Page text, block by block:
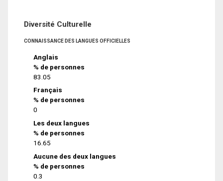
Diversité Culturelle
CONNAISSANCE DES LANGUES OFFICIELLES
Anglais
% de personnes
83.05
Français
% de personnes
0
Les deux langues
% de personnes
16.65
Aucune des deux langues
% de personnes
0.3